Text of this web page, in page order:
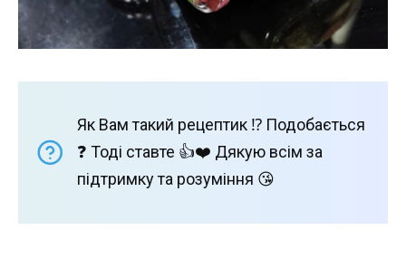
Як Вам такий рецептик ⁉️ Подобається
❓ Тоді ставте 👍❤️ Дякую всім за
підтримку та розуміння 😘